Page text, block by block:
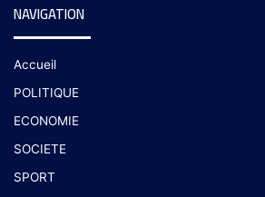
NAVIGATION
Accueil
POLITIQUE
ECONOMIE
SOCIETE
SPORT